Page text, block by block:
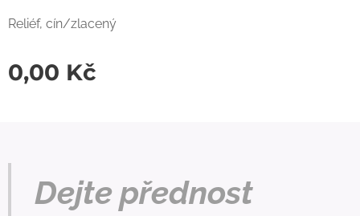
Reliéf, cín/zlacený
0,00 Kč
Dejte přednost